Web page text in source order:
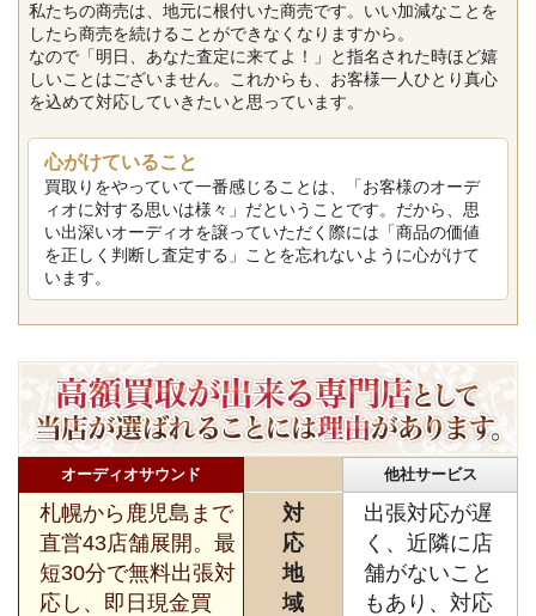
私たちの商売は、地元に根付いた商売です。いい加減なことを
したら商売を続けることができなくなりますから。
なので「明日、あなた査定に来てよ！」と指名された時ほど嬉
しいことはございません。これからも、お客様一人ひとり真心
を込めて対応していきたいと思っています。
心がけていること
買取りをやっていて一番感じることは、「お客様のオーデ
ィオに対する思いは様々」だということです。だから、思
い出深いオーディオを譲っていただく際には「商品の価値
を正しく判断し査定する」ことを忘れないように心がけて
います。
オーディオサウンド 他社サービス
札幌から鹿児島まで
直営43店舗展開。最
短30分で無料出張対
応し、即日現金買
対
応
地
域
出張対応が遅
く、近隣に店
舗がないこと
もあり、対応